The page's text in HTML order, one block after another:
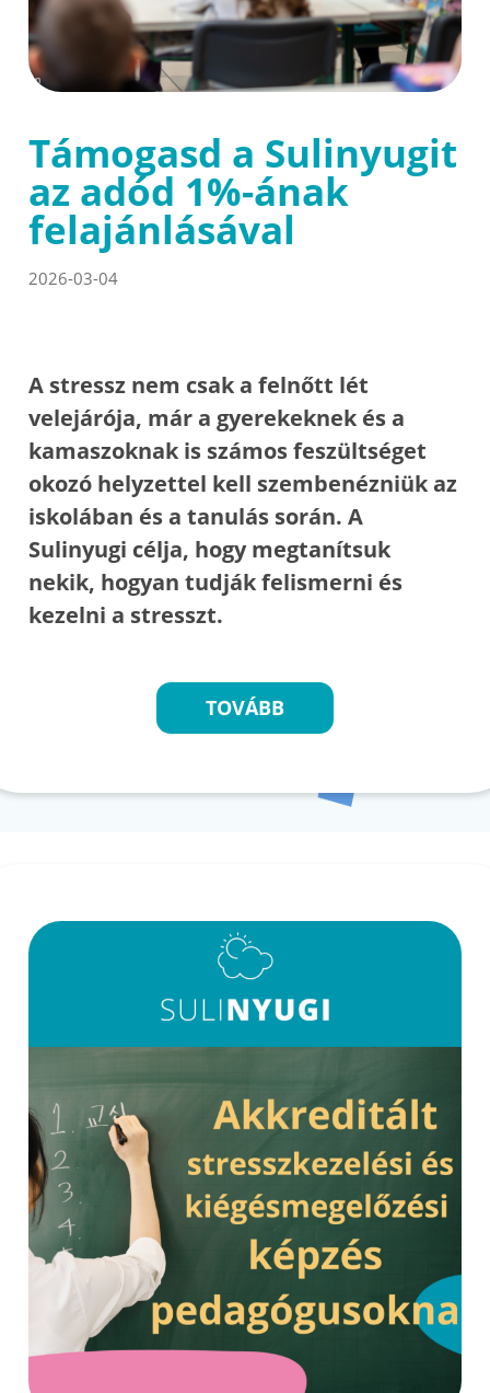
Támogasd a Sulinyugit
az adód 1%-ának
felajánlásával
2026-03-04
A stressz nem csak a felnőtt lét
velejárója, már a gyerekeknek és a
kamaszoknak is számos feszültséget
okozó helyzettel kell szembenézniük az
iskolában és a tanulás során. A
Sulinyugi célja, hogy megtanítsuk
nekik, hogyan tudják felismerni és
kezelni a stresszt.
TOVÁBB